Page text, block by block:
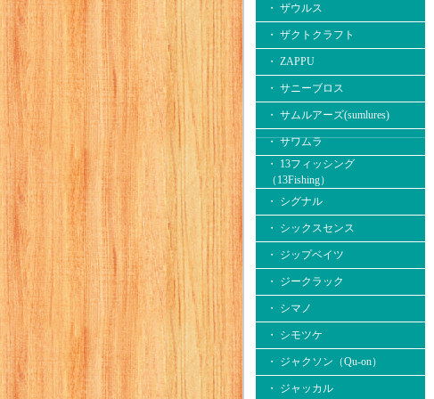
・ ザウルス
・ ザクトクラフト
・ ZAPPU
・ サニーブロス
・ サムルアーズ(sumlures)
・ サワムラ
・ 13フィッシング
（13Fishing）
・ シグナル
・ シックスセンス
・ ジップベイツ
・ ジークラック
・ シマノ
・ シモツケ
・ ジャクソン（Qu-on）
・ ジャッカル